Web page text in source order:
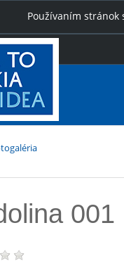
Používaním
001